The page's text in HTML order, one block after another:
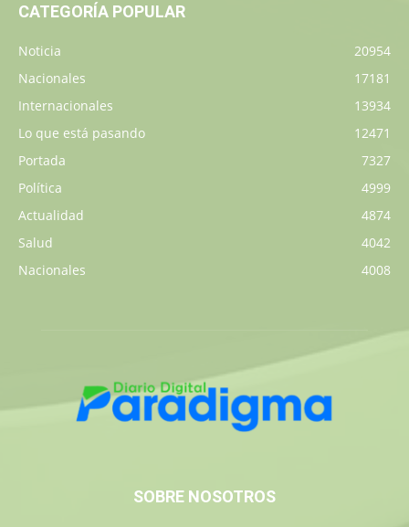
CATEGORÍA POPULAR
Noticia
20954
Nacionales
17181
Internacionales
13934
Lo que está pasando
12471
Portada
7327
Política
4999
Actualidad
4874
Salud
4042
Nacionales
4008
SOBRE NOSOTROS